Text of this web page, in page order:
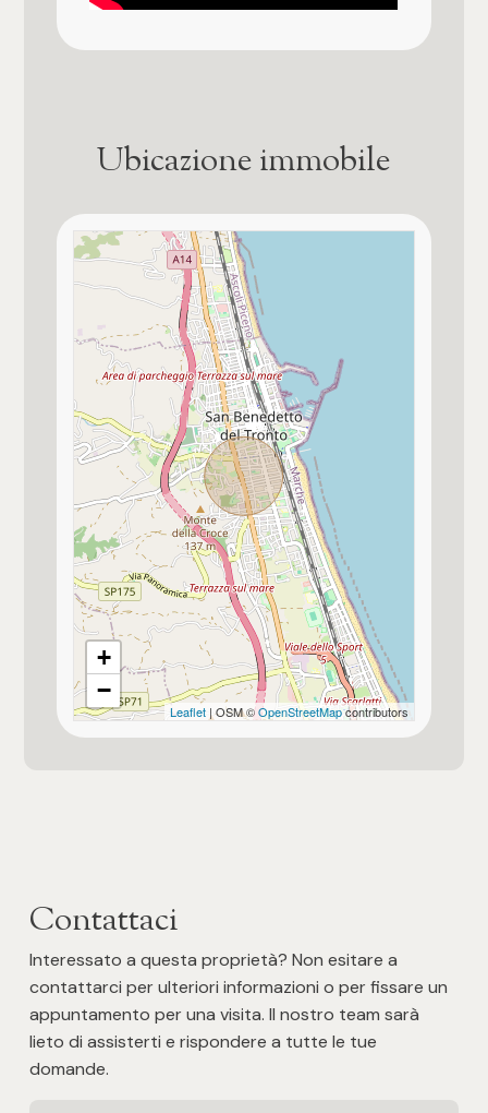
Ubicazione immobile
+
−
Leaflet| OSM ©OpenStreetMapcontributors
Contattaci
Interessato a questa proprietà? Non esitare a
contattarci per ulteriori informazioni o per fissare un
appuntamento per una visita. Il nostro team sarà
lieto di assisterti e rispondere a tutte le tue
domande.